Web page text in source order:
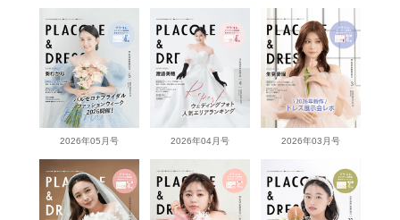
2026年05月号 2026年04月号 2026年03月号